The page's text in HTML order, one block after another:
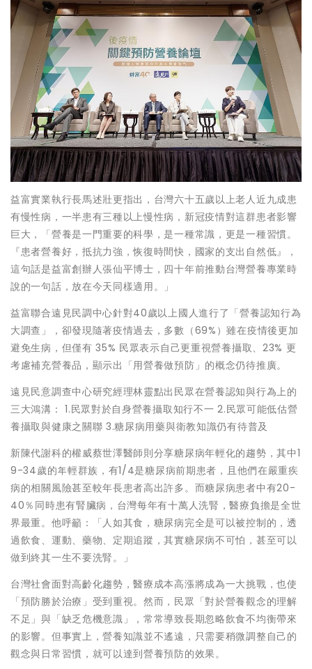
益富實業執行長馬述壯更指出，台灣六十五歲以上老人近九成患
有慢性病，一半患有三種以上慢性病，新冠疫情對這群患者影響
巨大，「營養是一門重要的科學，是一種常識，更是一種習慣。
『患者營養好，抵抗力強，恢復時間快，國家的支出自然低』，
這句話是益富創辦人張仙平博士，四十年前推動台灣營養專業時
說的一句話，放在今天同樣適用。」
益富聯合遠見民調中心針對40歲以上國人進行了「營養認知行為
大調查」，卻發現隨著疫情過去，多數（69%）雖在疫情後更加
避免生病，但僅有 35% 民眾表示自己更重視營養攝取、23% 更
考慮補充營養品，顯示出「用營養做預防」的概念仍待推廣。
遠見民意調查中心研究經理林靈點出民眾在營養認知與行為上的
三大鴻溝： 1.民眾對於自身營養攝取知行不一 2.民眾可能低估營
養攝取與健康之關聯 3.糖尿病用藥與衛教知識仍有待普及
新陳代謝科的權威蔡世澤醫師則分享糖尿病年輕化的趨勢，其中1
9-34歲的年輕群族，有1/4是糖尿病前期患者，且他們在嚴重疾
病的相關風險甚至較年長患者高出許多。而糖尿病患者中有20-
40％同時患有腎臟病，台灣每年有十萬人洗腎，醫療負擔是全世
界最重。他呼籲：「人如其食，糖尿病完全是可以被控制的，透
過飲食、運動、藥物、定期追蹤，其實糖尿病不可怕，甚至可以
做到終其一生不要洗腎。」
台灣社會面對高齡化趨勢，醫療成本高漲將成為一大挑戰，也使
「預防勝於治療」受到重視。然而，民眾「對於營養觀念的理解
不足」與「缺乏危機意識」，常常導致長期忽略飲食不均衡帶來
的影響。但事實上，營養知識並不遙遠，只需要稍微調整自己的
觀念與日常習慣，就可以達到營養預防的效果。